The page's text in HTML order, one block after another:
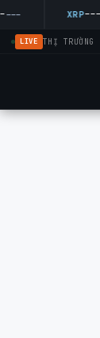
------
LIVE THỊ TRƯỜNG
MACRO F&G Index